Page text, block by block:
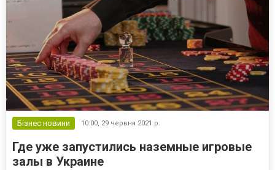
Бізнес новини 10:00, 29 червня 2021 р.
Где уже запустились наземные игровые
залы в Украине